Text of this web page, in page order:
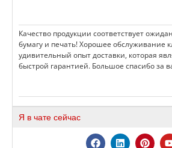
Качество продукции соответствует
бумагу и печать! Хорошее обслуживание
удивительный опыт доставки, которая
быстрой гарантией. Большое спасибо за
Я в чате сейчас